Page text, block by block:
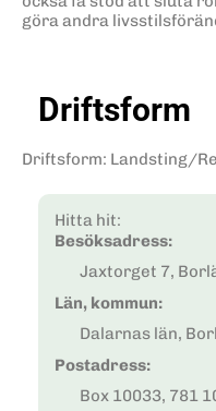
göra andra
Driftsform
Driftsform: Landsting/
Hitta hit:
Besöksadress:
Jaxtorget 7,
Län, kommun:
Dalarnas län,
Postadress:
Box 10033, 781